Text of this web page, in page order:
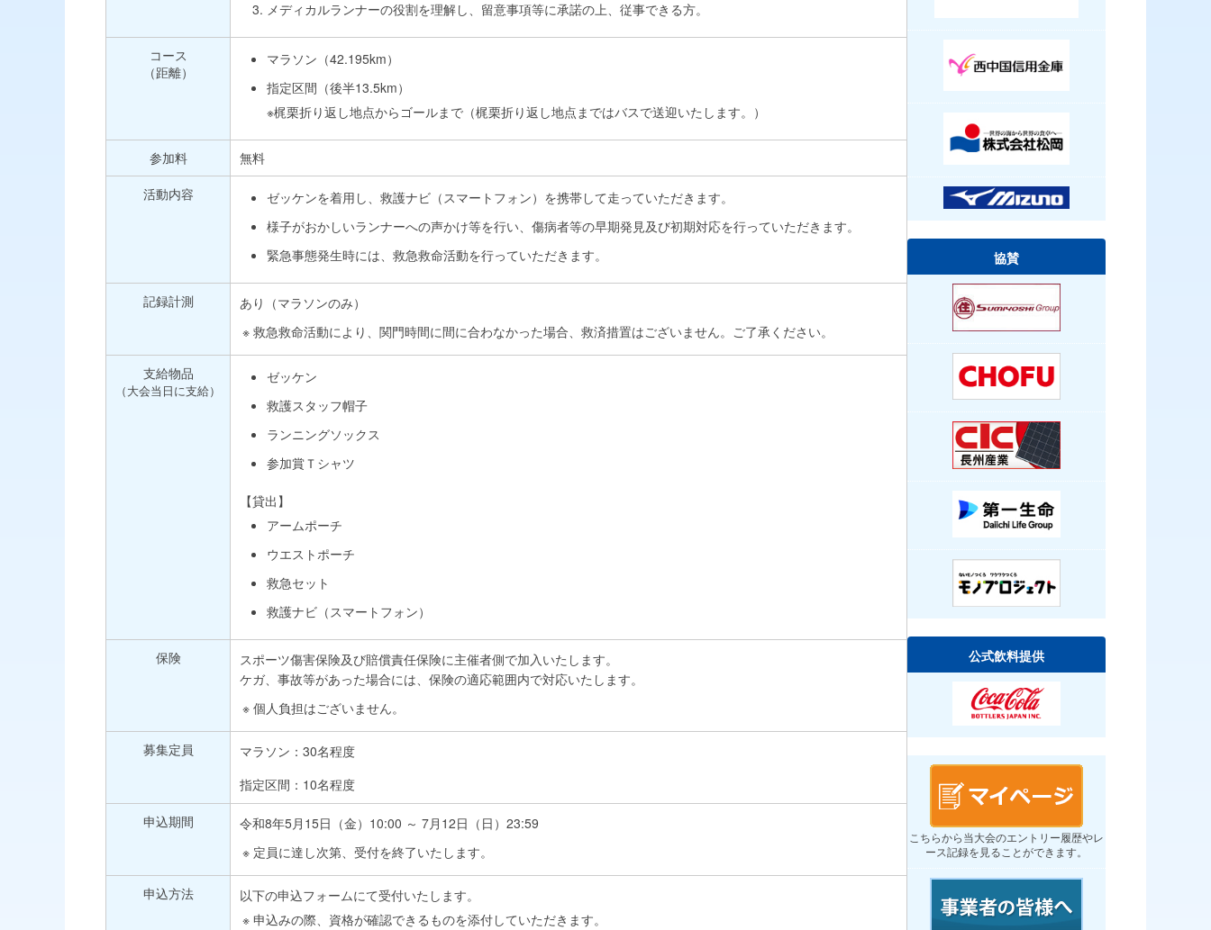
メディカルランナーの役割を理解し、留意事項等に承諾の上、従事できる方。
コース
（距離）
マラソン（42.195km）
指定区間（後半13.5km）
※梶栗折り返し地点からゴールまで（梶栗折り返し地点まではバスで送迎いたします。）
参加料
無料
活動内容
ゼッケンを着用し、救護ナビ（スマートフォン）を携帯して走っていただきます。
様子がおかしいランナーへの声かけ等を行い、傷病者等の早期発見及び初期対応を行っていただきます。
緊急事態発生時には、救急救命活動を行っていただきます。
記録計測
あり（マラソンのみ）
救急救命活動により、関門時間に間に合わなかった場合、救済措置はございません。ご了承ください。
支給物品
（大会当日に支給）
ゼッケン
救護スタッフ帽子
ランニングソックス
参加賞Ｔシャツ
【貸出】
アームポーチ
ウエストポーチ
救急セット
救護ナビ（スマートフォン）
保険
スポーツ傷害保険及び賠償責任保険に主催者側で加入いたします。
ケガ、事故等があった場合には、保険の適応範囲内で対応いたします。
個人負担はございません。
募集定員
マラソン：30名程度
指定区間：10名程度
申込期間
令和8年5月15日（金）10:00 ～ 7月12日（日）23:59
定員に達し次第、受付を終了いたします。
申込方法
以下の申込フォームにて受付いたします。
申込みの際、資格が確認できるものを添付していただきます。
協賛
公式飲料提供
こちらから当大会のエントリー履歴やレ
ース記録を見ることができます。